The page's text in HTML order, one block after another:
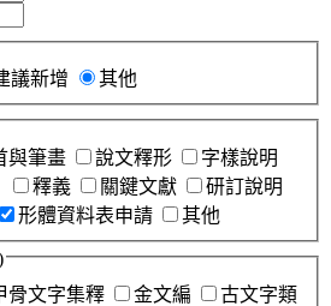
議新增 其他
與筆畫 說文釋形
字樣說明
釋義 關鍵文獻
研訂說明
形體資料表申請 其他
骨文字集釋 金文編
古文字類